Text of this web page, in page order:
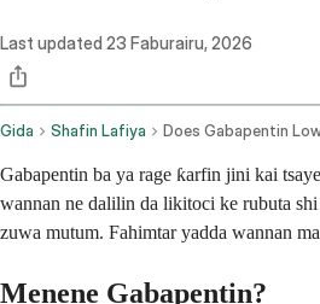
Last updated 23 Faburairu, 2026
Gida Shafin Lafiya Does Gabapentin
Gabapentin ba ya rage ƙarfin jini kai
wannan ne dalilin da likitoci ke rubuta
zuwa mutum. Fahimtar yadda wannan
Menene Gabapentin?